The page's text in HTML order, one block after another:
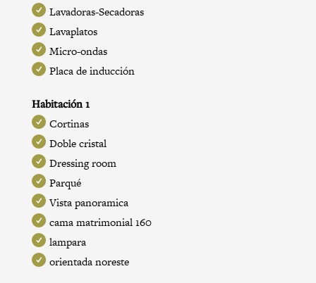
Lavadoras-Secadoras
Lavaplatos
Micro-ondas
Placa de inducción
Habitación 1
Cortinas
Doble cristal
Dressing room
Parqué
Vista panoramica
cama matrimonial 160
lampara
orientada noreste